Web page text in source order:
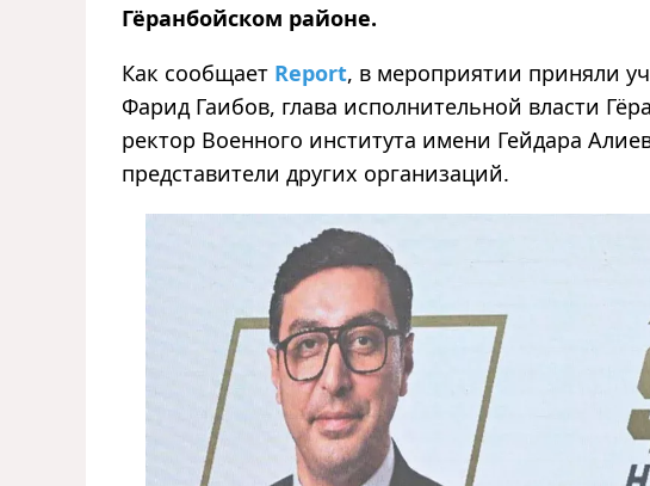
Гёранбойском районе.
Как сообщает Report, в мероприятии приняли
Фарид Гаибов, глава исполнительной власти
ректор Военного института имени Гейдара
представители других организаций.